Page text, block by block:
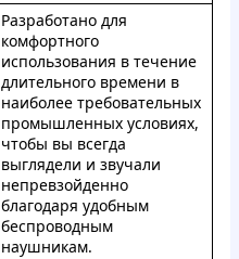
Разработано для
комфортного
использования в течение
длительного времени в
наиболее требовательных
промышленных условиях,
чтобы вы всегда
выглядели и звучали
непревзойденно
благодаря удобным
беспроводным
наушникам.